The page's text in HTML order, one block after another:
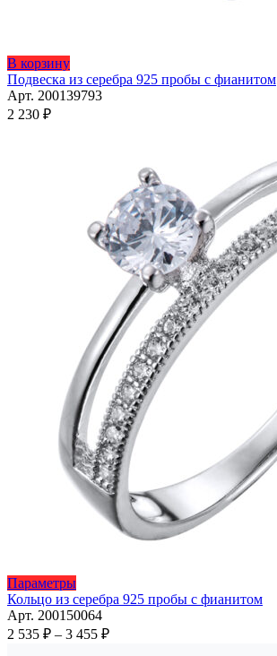
В корзинуЭтот
товар
имеет
странице
товара.
Подвеска из серебра 925 пробы с фианитом
Арт. 200139793
2 230 ₽
ПараметрыЭтот
товар
имеет
несколько
Кольцо из серебра 925 пробы с фианитом
Арт. 200150064
2 535 ₽ – 3 455 ₽Диапазон